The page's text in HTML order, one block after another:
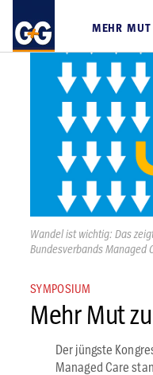
MEHR
Wandel ist wichtig: Das
Bundesverbands Managed
SYMPOSIUM
Mehr Mut
Der jüngste
Managed Care